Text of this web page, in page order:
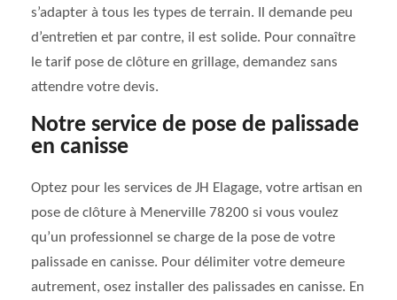
s’adapter à tous les types de terrain. Il demande peu
d’entretien et par contre, il est solide. Pour connaître
le tarif pose de clôture en grillage, demandez sans
attendre votre devis.
Notre service de pose de palissade
en canisse
Optez pour les services de JH Elagage, votre artisan en
pose de clôture à Menerville 78200 si vous voulez
qu’un professionnel se charge de la pose de votre
palissade en canisse. Pour délimiter votre demeure
autrement, osez installer des palissades en canisse. En